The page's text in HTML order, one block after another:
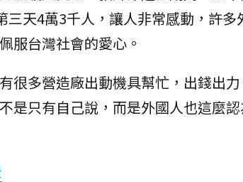
天4萬3千人，讓人非常感動，許多
服台灣社會的愛心。
很多營造廠出動機具幫忙，出錢出
是只有自己說，而是外國人也這麼